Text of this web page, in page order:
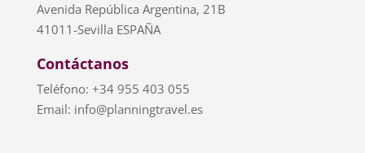
Avenida República Argentina, 21B
41011-Sevilla ESPAÑA
Contáctanos
Teléfono: +34 955 403 055
Email: info@planningtravel.es